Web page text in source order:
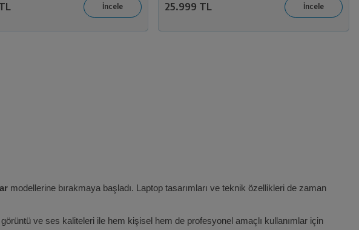
25.999 TL
modellerine bırakmaya başladı. Laptop tasarımları ve teknik özellikleri de zaman
ve ses kaliteleri ile hem kişisel hem de profesyonel amaçlı kullanımlar için